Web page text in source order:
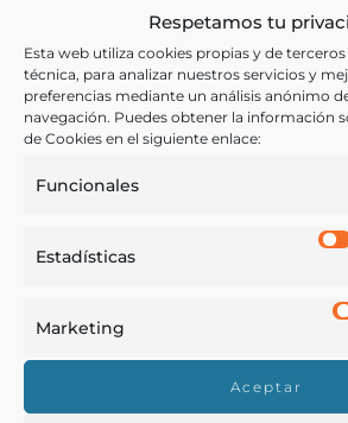
Respetamos tu
Esta web utiliza cookies propias y de
técnica, para analizar nuestros servicios y
preferencias mediante un análisis anónimo
navegación. Puedes obtener la información
de Cookies en el siguiente enlace:
Funcionales
Estadísticas
Marketing
Aceptar
Ver más libros con las palabras
Catálogos Galicia,Moluscos
Buscar en la